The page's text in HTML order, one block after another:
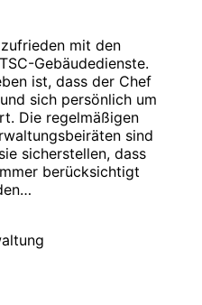
mit den
Gebäudedienste.
ist, dass der Chef
sich persönlich um
Die regelmäßigen
sind
sicherstellen, dass
berücksichtigt